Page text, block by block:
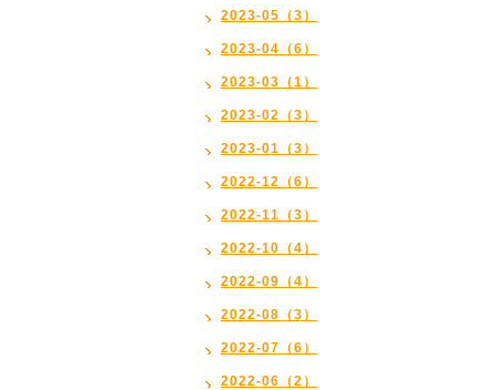
2023-05（3）
2023-04（6）
2023-03（1）
2023-02（3）
2023-01（3）
2022-12（6）
2022-11（3）
2022-10（4）
2022-09（4）
2022-08（3）
2022-07（6）
2022-06（2）